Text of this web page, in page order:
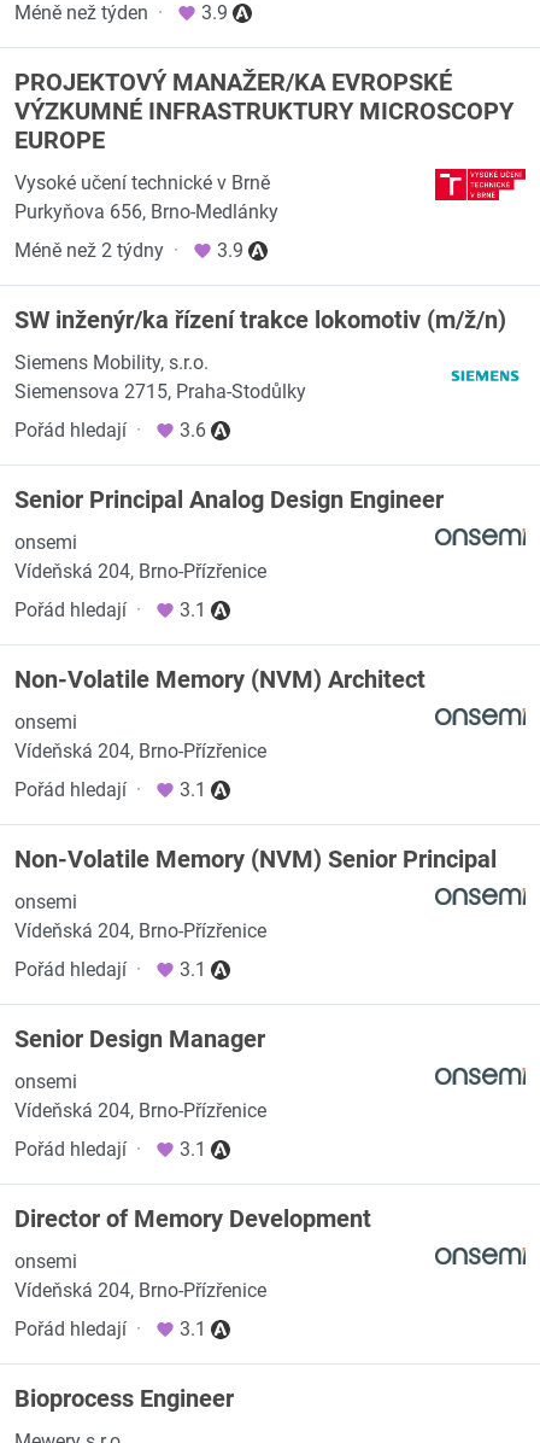
Méně než týden · 3.9
PROJEKTOVÝ MANAŽER/KA EVROPSKÉ
VÝZKUMNÉ INFRASTRUKTURY MICROSCOPY
EUROPE
Vysoké učení technické v Brně
Purkyňova 656, Brno-Medlánky
Méně než 2 týdny · 3.9
SW inženýr/ka řízení trakce lokomotiv (m/ž/n)
Siemens Mobility, s.r.o.
Siemensova 2715, Praha-Stodůlky
Pořád hledají · 3.6
Senior Principal Analog Design Engineer
onsemi
Vídeňská 204, Brno-Přízřenice
Pořád hledají · 3.1
Non-Volatile Memory (NVM) Architect
onsemi
Vídeňská 204, Brno-Přízřenice
Pořád hledají · 3.1
Non-Volatile Memory (NVM) Senior Principal
onsemi
Vídeňská 204, Brno-Přízřenice
Pořád hledají · 3.1
Senior Design Manager
onsemi
Vídeňská 204, Brno-Přízřenice
Pořád hledají · 3.1
Director of Memory Development
onsemi
Vídeňská 204, Brno-Přízřenice
Pořád hledají · 3.1
Bioprocess Engineer